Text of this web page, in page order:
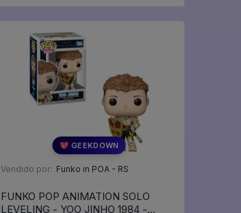
💖 GEEKDOWN
Vendido por: Funko in POA - RS
FUNKO POP ANIMATION SOLO
LEVELING - YOO JINHO 1984 -